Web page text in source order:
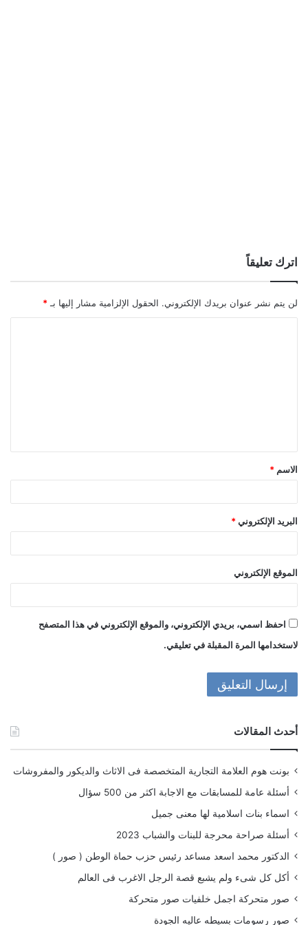
اترك تعليقاً
لن يتم نشر عنوان بريدك الإلكتروني. الحقول الإلزامية مشار إليها بـ *
ق
*
الاسم *
البريد الإلكتروني *
الموقع الإلكتروني
احفظ اسمي، بريدي الإلكتروني، والموقع الإلكتروني في هذا المتصفح
لاستخدامها المرة المقبلة في تعليقي.
أحدث المقالات
بونت هوم العلامة التجارية المتخصصة فى الاثاث والديكور والمفروشات
أسئلة عامة للمسابقات مع الاجابة اكثر من 500 سؤال
اسماء بنات اسلامية لها معنى جميل
أسئلة صراحة محرجة للبنات والشباب 2023
الدكتور محمد اسعد مساعد رئيس حزب حماة الوطن ( صور )
أكل كل شىء ولم يشبع قصة الرجل الاغرب فى العالم
صور متحركة اجمل خلفيات صور متحركة
صور رسومات بسيطه عاليه الجودة